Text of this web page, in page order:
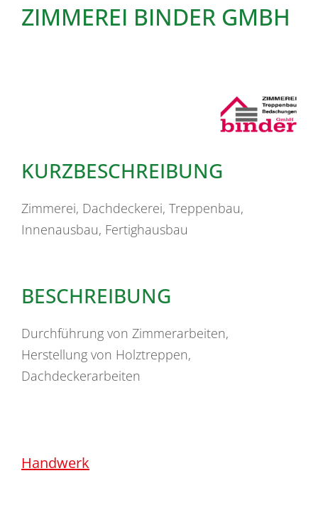
ZIMMEREI BINDER GMBH
KURZBESCHREIBUNG
Zimmerei, Dachdeckerei, Treppenbau,
Innenausbau, Fertighausbau
BESCHREIBUNG
Durchführung von Zimmerarbeiten,
Herstellung von Holztreppen,
Dachdeckerarbeiten
Handwerk